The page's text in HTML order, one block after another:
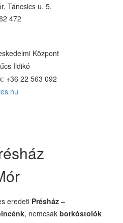
Táncsics u. 5.
472
Központ
Ildikó
+36 22 563 092
eredeti Présház –
, nemcsak borkóstolók